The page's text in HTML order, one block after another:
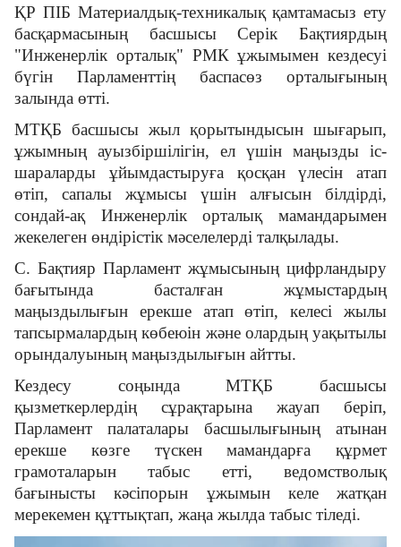
Бірыңғай сөздік
Нашар көретіндерге
ҚР ПІБ Материалдық-техникалық қамтамасыз ету
басқармасының басшысы Серік Бақтиярдың
"Инженерлік орталық" РМК ұжымымен кездесуі
бүгін Парламенттің баспасөз орталығының
залында өтті.
МТҚБ басшысы жыл қорытындысын шығарып,
ұжымның ауызбіршілігін, ел үшін маңызды іс-
шараларды ұйымдастыруға қосқан үлесін атап
өтіп, сапалы жұмысы үшін алғысын білдірді,
сондай-ақ Инженерлік орталық мамандарымен
жекелеген өндірістік мәселелерді талқылады.
С. Бақтияр Парламент жұмысының цифрландыру
бағытында басталған жұмыстардың
маңыздылығын ерекше атап өтіп, келесі жылы
тапсырмалардың көбеюін және олардың уақытылы
орындалуының маңыздылығын айтты.
Кездесу соңында МТҚБ басшысы
қызметкерлердің сұрақтарына жауап беріп,
Парламент палаталары басшылығының атынан
ерекше көзге түскен мамандарға құрмет
грамоталарын табыс етті, ведомстволық
бағынысты кәсіпорын ұжымын келе жатқан
мерекемен құттықтап, жаңа жылда табыс тіледі.